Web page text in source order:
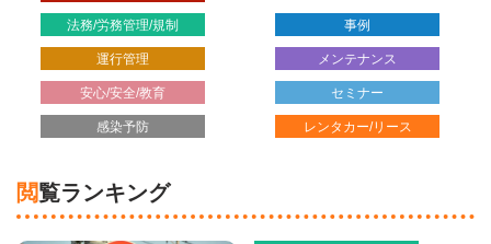
法務/労務管理/規制 事例
運行管理 メンテナンス
安心/安全/教育 セミナー
感染予防 レンタカー/リース
閲覧ランキング